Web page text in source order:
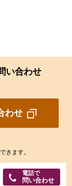
い合わせ
わせ
きます。
電話で
問い合わせ